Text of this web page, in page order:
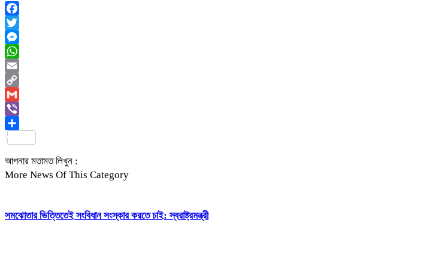
Facebook
Twitter
Messenger
WhatsApp
Email
Copy
Link
Gmail
Viber
আপনার মতামত লিখুন :
More News Of This Category
সমঝোতার ভিত্তিতেই সংবিধান সংস্কার করতে চাই: স্বরাষ্ট্রমন্ত্রী